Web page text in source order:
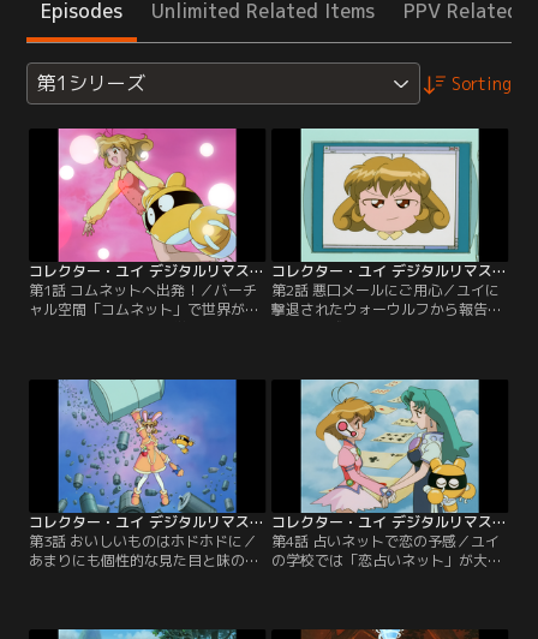
Episodes Unlimited Related Items PPV Related
第1シリーズ Sorting
コレクター・ユイ デジタルリマスター版 第1シリーズ 第01話
第1話 コムネットへ出発！／バーチ
ャル空間「コムネット」で世界が一
トコンピューター・グロッサーが人
類を支配する野望を抱き、開発者の
犬養博士がそれを阻止するためのプ
ログラムを8つのソフトに分解して
ネット空間に放ったことを聞く。
コレクター・ユイ デジタルリマスター版 第1シリーズ 第02話
第2話 悪口メールにご用心／ユイに
撃退されたウォーウルフから報告を
聞き、警戒を強めるグロッサー。一
菜、幼馴染のタカシの3人に、互い
を装った偽の悪口メールが届く。悪
口メールは他のクラスメートにも届
いて大騒ぎになっており…。
コレクター・ユイ デジタルリマスター版 第1シリーズ 第03話
第3話 おいしいものはホドホドに／
あまりにも個性的な見た目と味の料
コレクター・ユイ デジタルリマスター版 第1シリーズ 第04話
第4話 占いネットで恋の予感／ユイ
の学校では「恋占いネット」が大流